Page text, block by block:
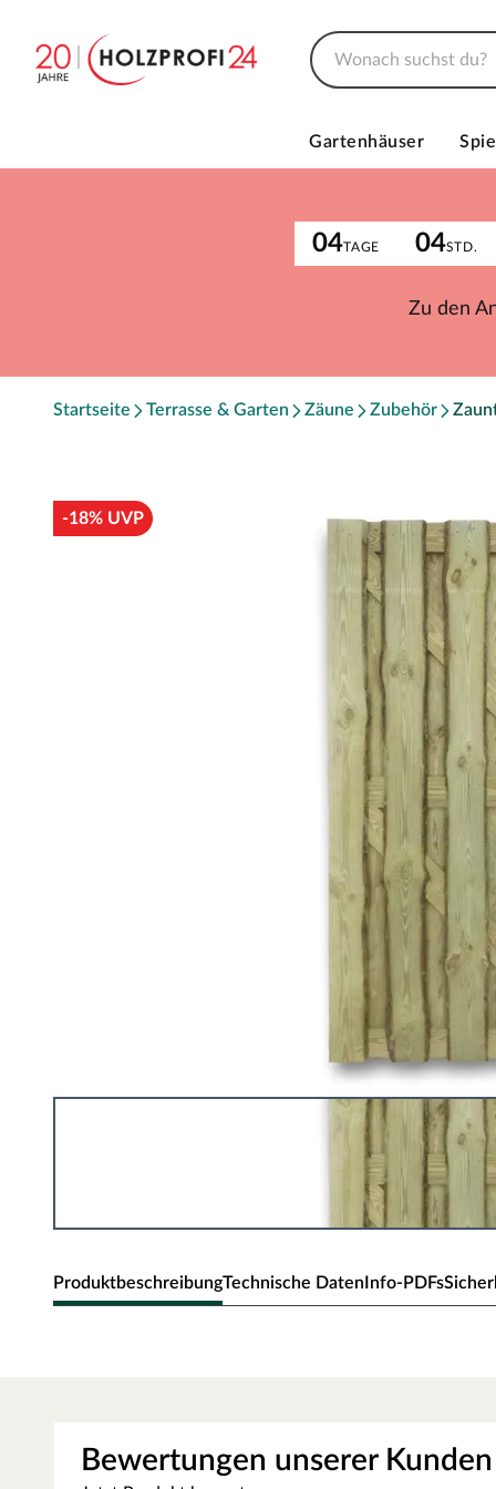
Gartenhäuser
04TAGE 04STD.
Zu den
Startseite Terrasse & Garten Zäune Zubehör
-18% UVP
ProduktbeschreibungTechnische DatenInfo-PDFs
Rustic-Design. Das Tor wird ohne Schlossbohrung
kannst. Robust und einfach zu montieren – ideal für
Bewertungen unserer Kunden